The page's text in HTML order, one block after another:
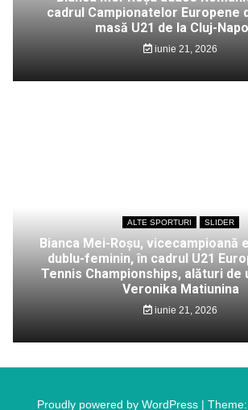
cadrul Campionatelor Europene
masă U21 de la Cluj-
iunie 21, 2026
ALTE SPORTURI SLIDER
Bianca Mei-Roșu, vicecampioană
dublu-feminin, în cadrul U21
Tennis Championships, alături de
Veronika Matiunina
iunie 21, 2026
Proudly powered by WordPress |